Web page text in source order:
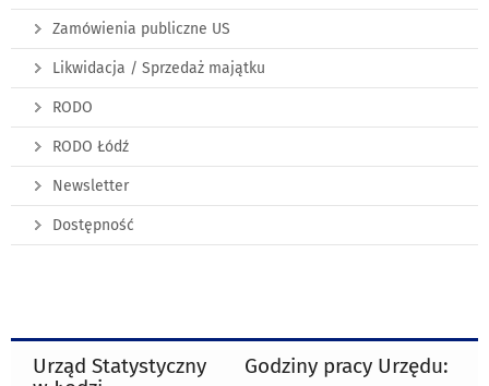
Zamówienia publiczne US
Likwidacja / Sprzedaż majątku
RODO
RODO Łódź
Newsletter
Dostępność
Urząd Statystyczny
Godziny pracy Urzędu: